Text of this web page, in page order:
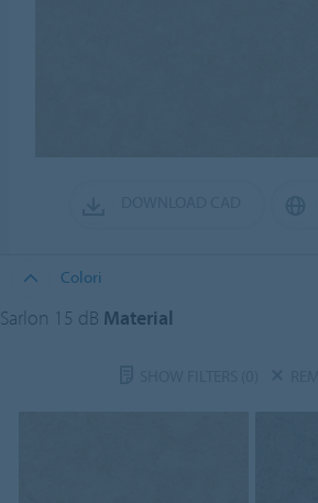
Colori
Sarlon 15 dB Material